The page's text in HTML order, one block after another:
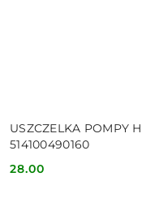
USZCZELKA POMPY
514100490160
Cena:
28.00